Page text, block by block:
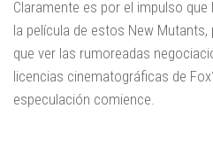
Claramente es por el impulso
la película de estos New
que ver las rumoreadas
licencias cinematográficas de
especulación comience.